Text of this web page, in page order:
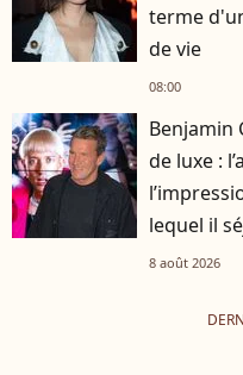
terme
de vie
08:00
Benjamin
de luxe :
lequel il
8 août 2026